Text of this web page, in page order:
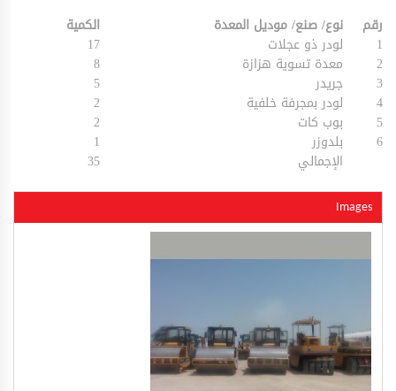
رقم
نوع/ صنع/ موديل المعدة
الكمية
1
لودر ذو عجلات
17
2
معدة تسوية هزازة
8
3
جريدر
5
4
لودر بمجرفة خلفية
2
5
بوب كات
2
6
بلدوزر
1
الإجمالي
35
Images